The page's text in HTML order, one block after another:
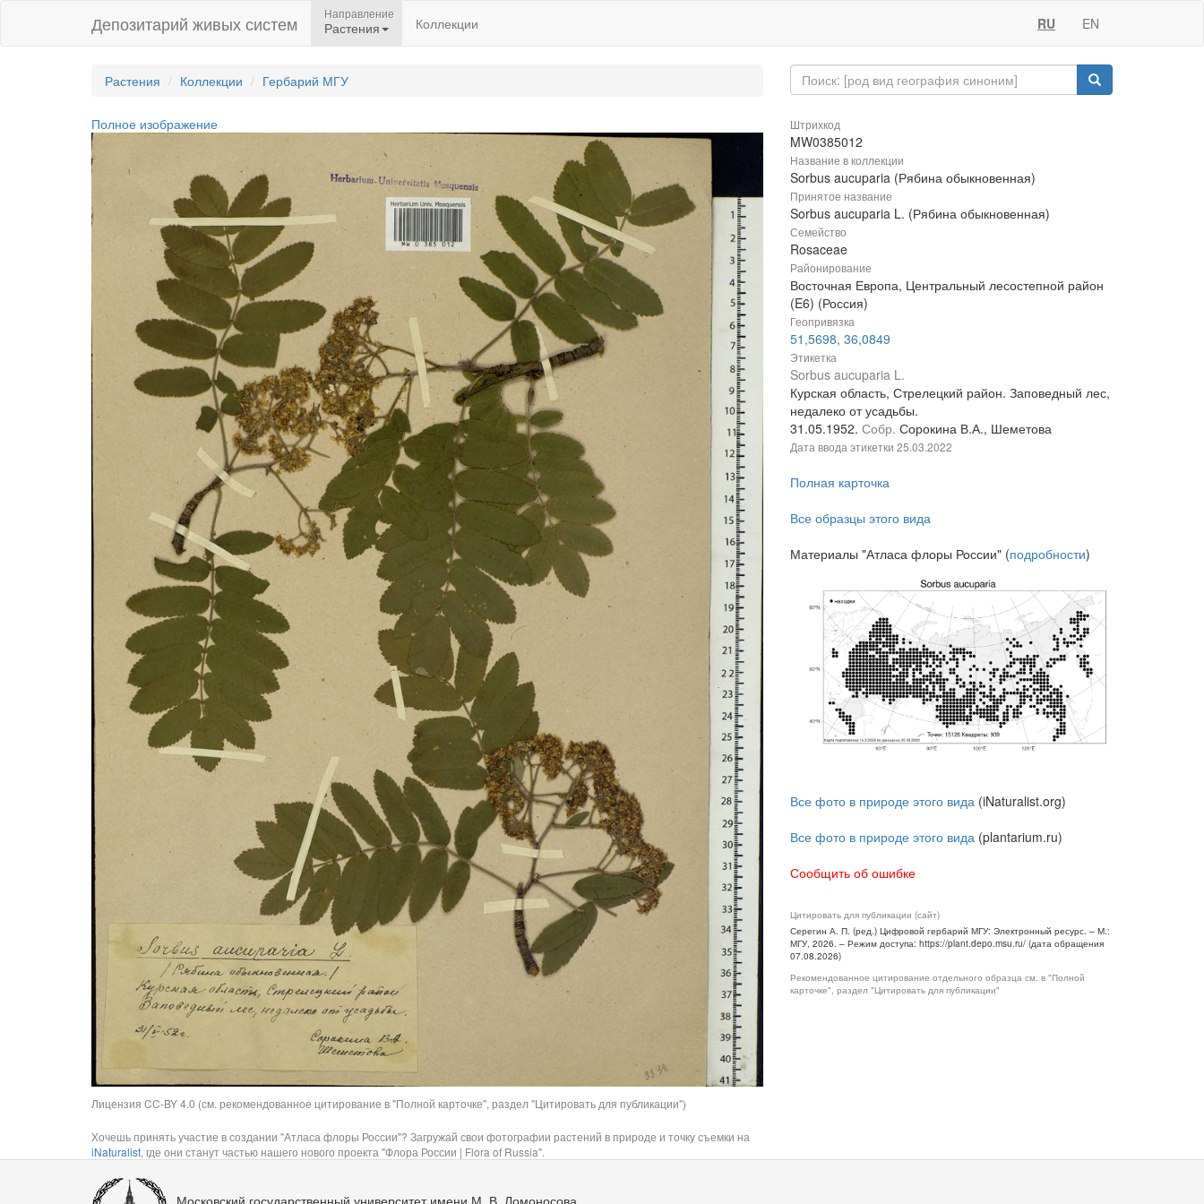
Депозитарий живых систем Направление
Растения Коллекции RU EN
Растения Коллекции Гербарий МГУ
Полное изображение
Лицензия CC-BY 4.0 (см. рекомендованное цитирование в "Полной карточке", раздел "Цитировать для публикации")
Хочешь принять участие в создании "Атласа флоры России"? Загружай свои фотографии растений в природе и точку съемки на
iNaturalist, где они станут частью нашего нового проекта "Флора России | Flora of Russia".
Штрихкод
MW0385012
Название в коллекции
Sorbus aucuparia (Рябина обыкновенная)
Принятое название
Sorbus aucuparia L. (Рябина обыкновенная)
Семейство
Rosaceae
Районирование
Восточная Европа, Центральный лесостепной район
(E6) (Россия)
Геопривязка
51,5698, 36,0849
Этикетка
Sorbus aucuparia L.
Курская область, Стрелецкий район. Заповедный лес,
недалеко от усадьбы.
31.05.1952. Собр. Сорокина В.А., Шеметова
Дата ввода этикетки 25.03.2022
Полная карточка
Все образцы этого вида
Материалы "Атласа флоры России" (подробности)
Все фото в природе этого вида (iNaturalist.org)
Все фото в природе этого вида (plantarium.ru)
Сообщить об ошибке
Цитировать для публикации (сайт)
Серегин А. П. (ред.) Цифровой гербарий МГУ: Электронный ресурс. – М.:
МГУ, 2026. – Режим доступа: https://plant.depo.msu.ru/ (дата обращения
07.08.2026)
Рекомендованное цитирование отдельного образца см. в "Полной
карточке", раздел "Цитировать для публикации"